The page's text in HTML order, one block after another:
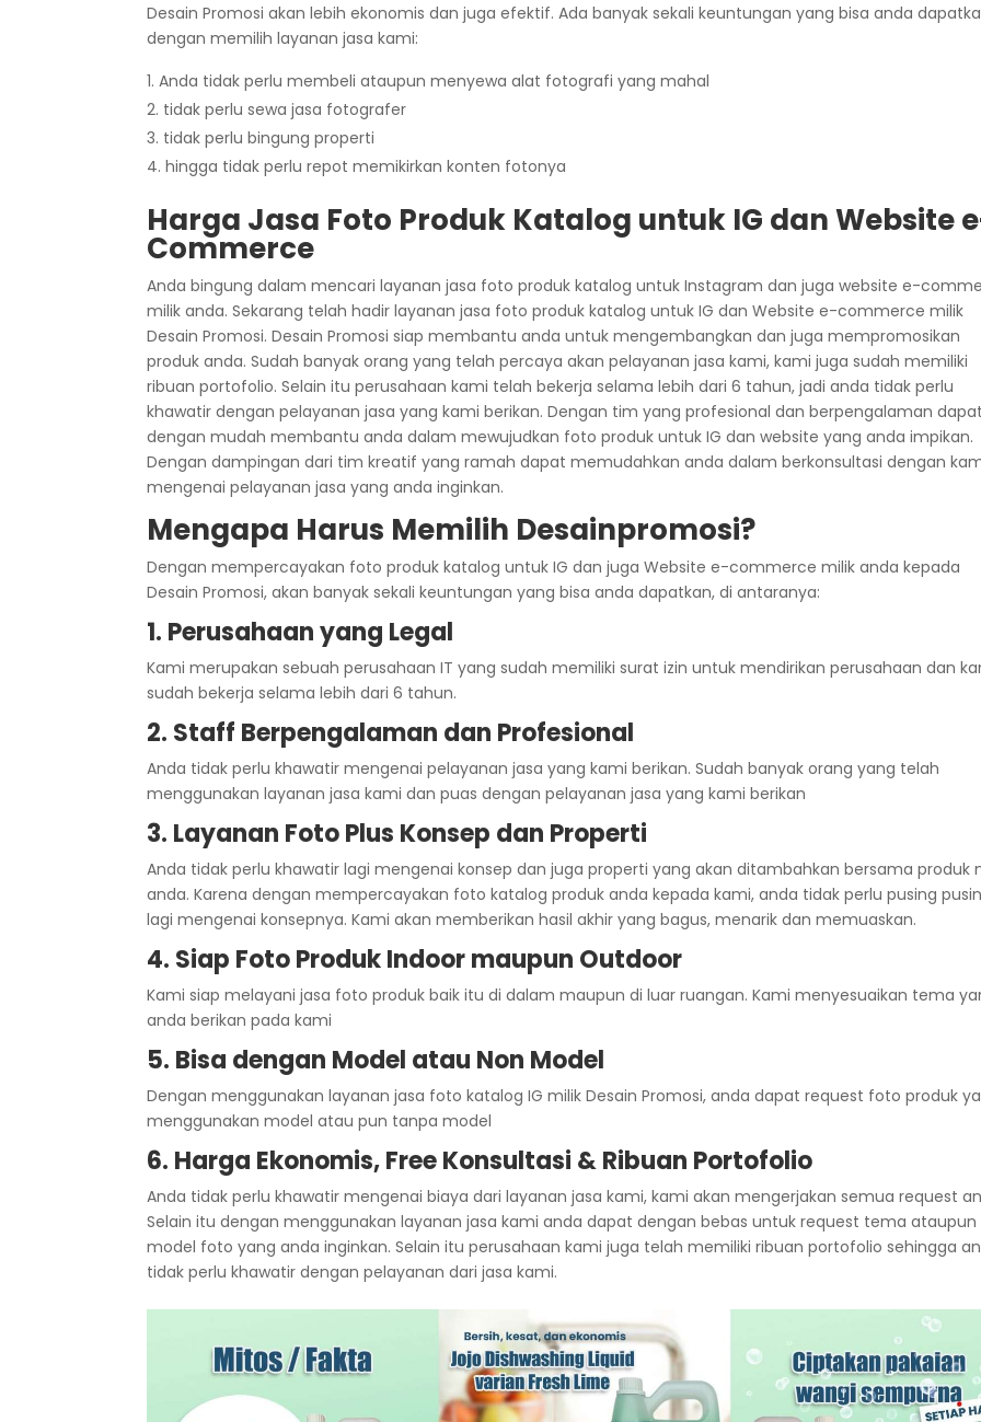
Desain Promosi akan lebih ekonomis dan juga efektif. Ada banyak sekali keuntungan yang bisa anda
dengan memilih layanan jasa kami:
Anda tidak perlu membeli ataupun menyewa alat fotografi yang mahal
tidak perlu sewa jasa fotografer
tidak perlu bingung properti
hingga tidak perlu repot memikirkan konten fotonya
Harga Jasa Foto Produk Katalog untuk IG dan Website
Commerce
Anda bingung dalam mencari layanan jasa foto produk katalog untuk Instagram dan juga website e-
milik anda. Sekarang telah hadir layanan jasa foto produk katalog untuk IG dan Website e-commerce milik
Desain Promosi. Desain Promosi siap membantu anda untuk mengembangkan dan juga mempromosikan
produk anda. Sudah banyak orang yang telah percaya akan pelayanan jasa kami, kami juga sudah memiliki
ribuan portofolio. Selain itu perusahaan kami telah bekerja selama lebih dari 6 tahun, jadi anda tidak perlu
khawatir dengan pelayanan jasa yang kami berikan. Dengan tim yang profesional dan berpengalaman dapat
dengan mudah membantu anda dalam mewujudkan foto produk untuk IG dan website yang anda impikan.
Dengan dampingan dari tim kreatif yang ramah dapat memudahkan anda dalam berkonsultasi dengan
mengenai pelayanan jasa yang anda inginkan.
Mengapa Harus Memilih Desainpromosi?
Dengan mempercayakan foto produk katalog untuk IG dan juga Website e-commerce milik anda kepada
Desain Promosi, akan banyak sekali keuntungan yang bisa anda dapatkan, di antaranya:
1. Perusahaan yang Legal
Kami merupakan sebuah perusahaan IT yang sudah memiliki surat izin untuk mendirikan perusahaan dan
sudah bekerja selama lebih dari 6 tahun.
2. Staff Berpengalaman dan Profesional
Anda tidak perlu khawatir mengenai pelayanan jasa yang kami berikan. Sudah banyak orang yang telah
menggunakan layanan jasa kami dan puas dengan pelayanan jasa yang kami berikan
3. Layanan Foto Plus Konsep dan Properti
Anda tidak perlu khawatir lagi mengenai konsep dan juga properti yang akan ditambahkan bersama produk
anda. Karena dengan mempercayakan foto katalog produk anda kepada kami, anda tidak perlu pusing
lagi mengenai konsepnya. Kami akan memberikan hasil akhir yang bagus, menarik dan memuaskan.
4. Siap Foto Produk Indoor maupun Outdoor
Kami siap melayani jasa foto produk baik itu di dalam maupun di luar ruangan. Kami menyesuaikan tema
anda berikan pada kami
5. Bisa dengan Model atau Non Model
Dengan menggunakan layanan jasa foto katalog IG milik Desain Promosi, anda dapat request foto produk
menggunakan model atau pun tanpa model
6. Harga Ekonomis, Free Konsultasi & Ribuan Portofolio
Anda tidak perlu khawatir mengenai biaya dari layanan jasa kami, kami akan mengerjakan semua request
Selain itu dengan menggunakan layanan jasa kami anda dapat dengan bebas untuk request tema ataupun
model foto yang anda inginkan. Selain itu perusahaan kami juga telah memiliki ribuan portofolio sehingga
tidak perlu khawatir dengan pelayanan dari jasa kami.